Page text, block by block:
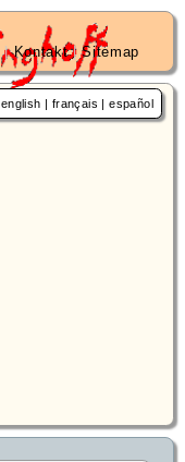
|Kontakt|Sitemap
english | français |español